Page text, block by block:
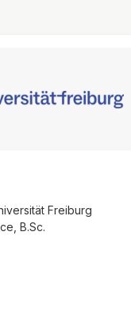
Freiburg
B.Sc.